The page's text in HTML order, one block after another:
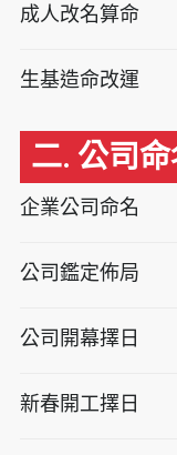
成人改名算命
生基造命改運
二. 公司
企業公司命名
公司鑑定佈局
公司開幕擇日
新春開工擇日